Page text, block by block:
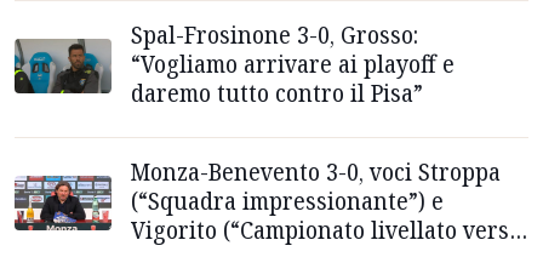
Spal-Frosinone 3-0, Grosso:
“Vogliamo arrivare ai playoff e
daremo tutto contro il Pisa”
Monza-Benevento 3-0, voci Stroppa
(“Squadra impressionante”) e
Vigorito (“Campionato livellato verso